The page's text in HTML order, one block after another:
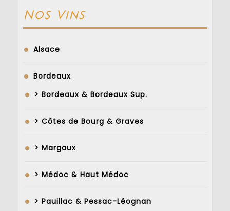
Nos Vins
Alsace
Bordeaux
> Bordeaux & Bordeaux Sup.
> Côtes de Bourg & Graves
> Margaux
> Médoc & Haut Médoc
> Pauillac & Pessac-Léognan